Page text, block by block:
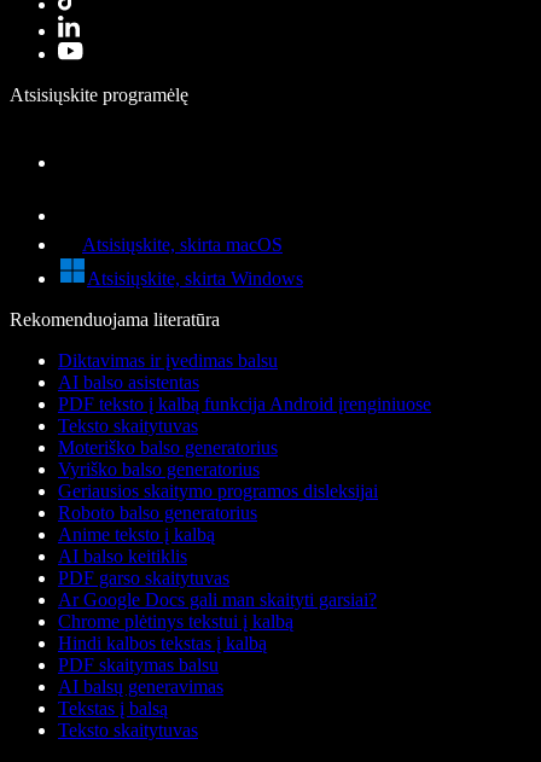
Atsisiųskite programėlę
Atsisiųskite, skirta macOS
Atsisiųskite, skirta Windows
Rekomenduojama literatūra
Diktavimas ir įvedimas balsu
AI balso asistentas
PDF teksto į kalbą funkcija Android įrenginiuose
Teksto skaitytuvas
Moteriško balso generatorius
Vyriško balso generatorius
Geriausios skaitymo programos disleksijai
Roboto balso generatorius
Anime teksto į kalbą
AI balso keitiklis
PDF garso skaitytuvas
Ar Google Docs gali man skaityti garsiai?
Chrome plėtinys tekstui į kalbą
Hindi kalbos tekstas į kalbą
PDF skaitymas balsu
AI balsų generavimas
Tekstas į balsą
Teksto skaitytuvas